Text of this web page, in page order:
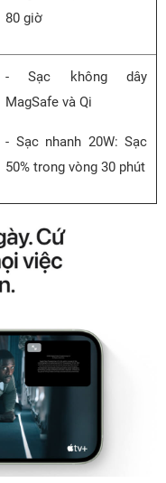
80 giờ
- Sạc không dây
MagSafe và Qi
- Sạc nhanh 20W: Sạc
50% trong vòng 30 phút